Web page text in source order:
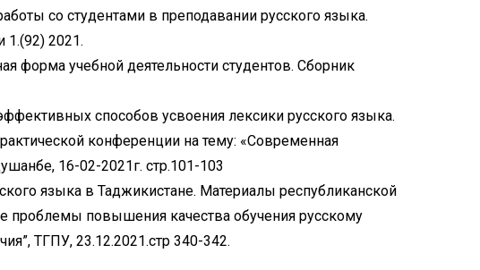
со студентами в преподавании русского языка.
2021.
форма учебной деятельности студентов. Сборник
способов усвоения лексики русского языка.
конференции на тему: «Современная
16-02-2021г. стр.101-103
языка в Таджикистане. Материалы республиканской
проблемы повышения качества обучения русскому
ТГПУ, 23.12.2021.стр 340-342.